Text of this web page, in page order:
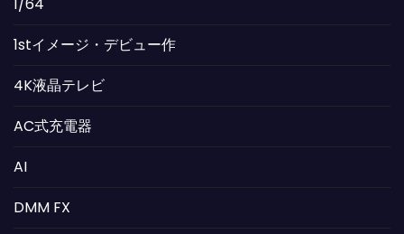
1stイメージ・デビュー作
4K液晶テレビ
AC式充電器
AI
DMM FX